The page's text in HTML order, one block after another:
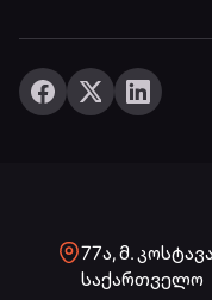
77ა, მ.
საქართველო